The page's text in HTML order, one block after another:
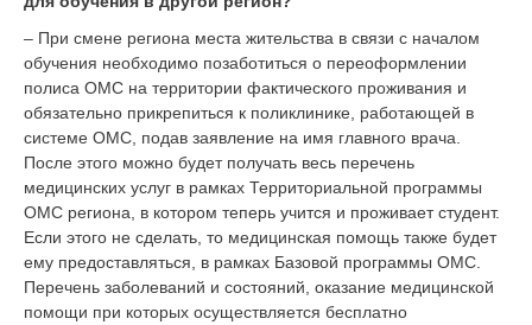
– При смене региона места жительства в связи с началом
обучения необходимо позаботиться о переоформлении
полиса ОМС на территории фактического проживания и
обязательно прикрепиться к поликлинике, работающей в
системе ОМС, подав заявление на имя главного врача.
После этого можно будет получать весь перечень
медицинских услуг в рамках Территориальной программы
ОМС региона, в котором теперь учится и проживает студент.
Если этого не сделать, то медицинская помощь также будет
ему предоставляться, в рамках Базовой программы ОМС.
Перечень заболеваний и состояний, оказание медицинской
помощи при которых осуществляется бесплатно